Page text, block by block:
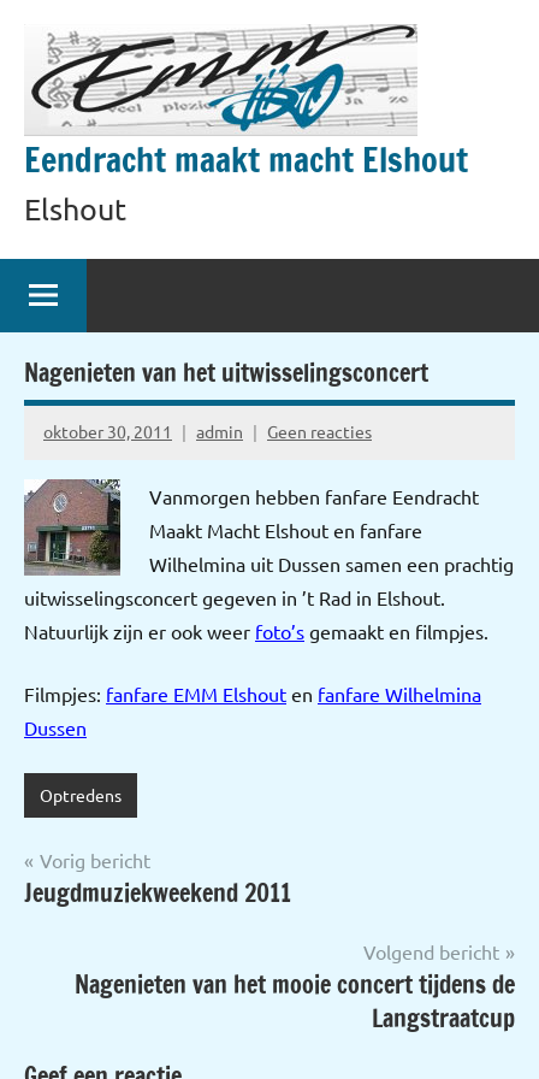
inhoud
springen
Eendracht maakt macht Elshout
Elshout
Nagenieten van het uitwisselingsconcert
oktober 30, 2011 admin Geen reacties
Vanmorgen hebben fanfare Eendracht
Maakt Macht Elshout en fanfare
Wilhelmina uit Dussen samen een prachtig
uitwisselingsconcert gegeven in ’t Rad in Elshout.
Natuurlijk zijn er ook weer foto’s gemaakt en filmpjes.
Filmpjes: fanfare EMM Elshout en fanfare Wilhelmina
Dussen
Optredens
Bericht
navigatie
Vorig bericht
Jeugdmuziekweekend 2011
Volgend bericht
Nagenieten van het mooie concert tijdens de
Langstraatcup